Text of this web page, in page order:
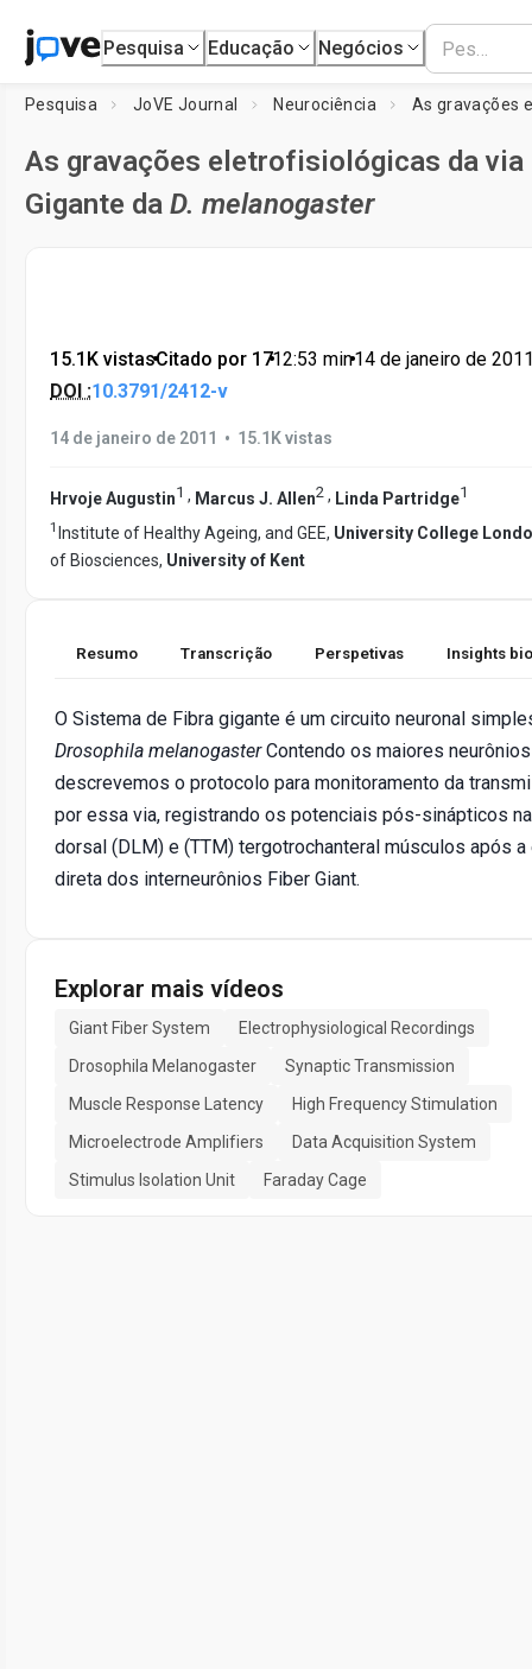
Pesquisa Educação Negócios
Pesquisa JoVE Journal Neurociência
As gravações eletrofisiológicas da
Gigante da D. melanogaster
15.1K vistas•Citado por 17•12:53 min•14 de janeiro de
DOI :10.3791/2412-v
14 de janeiro de 2011 • 15.1K vistas
Hrvoje Augustin1 , Marcus J. Allen2 , Linda Partridge1
1 Institute of Healthy Ageing, and GEE, University College
of Biosciences, University of Kent
Resumo Transcrição Perspetivas Insights
O Sistema de Fibra gigante é um circuito neuronal
Drosophila melanogasterContendo os maiores
descrevemos o protocolo para monitoramento da
por essa via, registrando os potenciais pós-sinápticos
dorsal (DLM) e (TTM) tergotrochanteral músculos após
direta dos interneurônios Fiber Giant.
Explorar mais vídeos
Giant Fiber System
Electrophysiological Recordings
Drosophila Melanogaster
Synaptic Transmission
Muscle Response Latency
High Frequency Stimulation
Microelectrode Amplifiers
Data Acquisition System
Stimulus Isolation Unit
Faraday Cage